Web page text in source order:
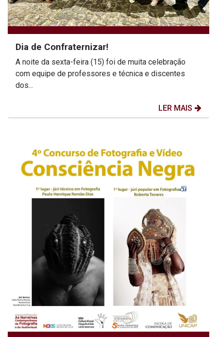
Dia de Confraternizar!
A noite da sexta-feira (15) foi de muita celebração
com equipe de professores e técnica e discentes
dos...
LER MAIS